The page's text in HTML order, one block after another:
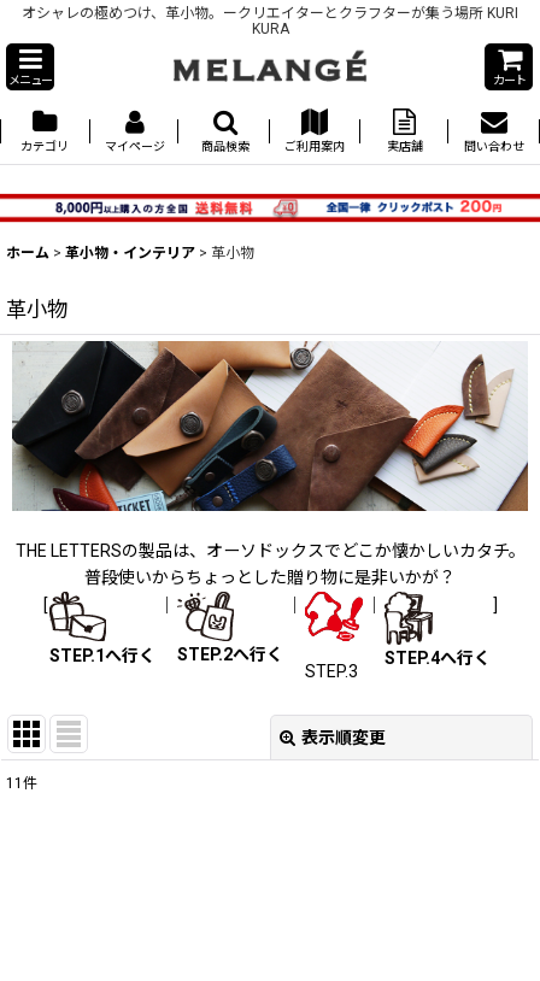
オシャレの極めつけ、革小物。ークリエイターとクラフターが集う場所 KURI
KURA
メニュー カート
カテゴリ マイページ 商品検索 ご利用案内 実店舗 問い合わせ
ホーム > 革小物・インテリア > 革小物
革小物
THE LETTERSの製品は、オーソドックスでどこか懐かしいカタチ。
普段使いからちょっとした贈り物に是非いかが？
[
STEP.1へ行く STEP.2へ行く
STEP.3
STEP.4へ行く
]
表示順変更
11 件